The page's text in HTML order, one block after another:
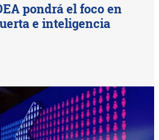
pondrá el foco en
e inteligencia